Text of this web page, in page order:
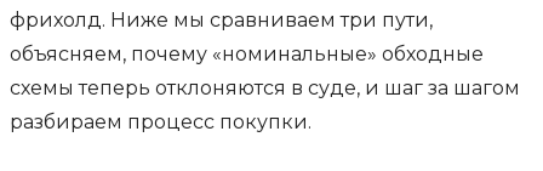
фрихолд. Ниже мы сравниваем три пути,
объясняем, почему «номинальные» обходные
схемы теперь отклоняются в суде, и шаг за шагом
разбираем процесс покупки.